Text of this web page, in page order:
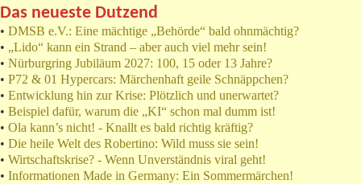
Das neueste Dutzend
• DMSB e.V.: Eine mächtige „Behörde“ bald ohnmächtig?
• „Lido“ kann ein Strand – aber auch viel mehr sein!
• Nürburgring Jubiläum 2027: 100, 15 oder 13 Jahre?
• P72 & 01 Hypercars: Märchenhaft geile Schnäppchen?
• Entwicklung hin zur Krise: Plötzlich und unerwartet?
• Beispiel dafür, warum die „KI“ schon mal dumm ist!
• Ola kann’s nicht! - Knallt es bald richtig kräftig?
• Die heile Welt des Robertino: Wild muss sie sein!
• Wirtschaftskrise? - Wenn Unverständnis viral geht!
• Informationen Made in Germany: Ein Sommermärchen!